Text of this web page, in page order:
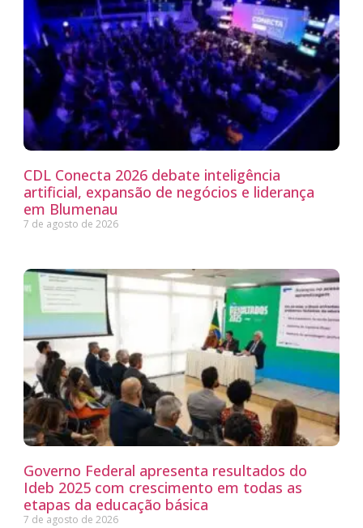
CDL Conecta 2026 debate inteligência
artificial, expansão de negócios e liderança
em Blumenau
7 de agosto de 2026
Governo Federal apresenta resultados do
Ideb 2025 com crescimento em todas as
etapas da educação básica
7 de agosto de 2026